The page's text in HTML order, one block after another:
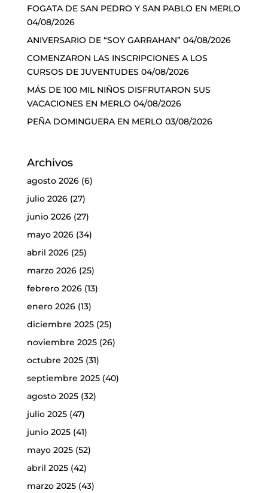
FOGATA DE SAN PEDRO Y SAN PABLO EN MERLO
04/08/2026
ANIVERSARIO DE “SOY GARRAHAN” 04/08/2026
COMENZARON LAS INSCRIPCIONES A LOS
CURSOS DE JUVENTUDES 04/08/2026
MÁS DE 100 MIL NIÑOS DISFRUTARON SUS
VACACIONES EN MERLO 04/08/2026
PEÑA DOMINGUERA EN MERLO 03/08/2026
Archivos
agosto 2026(6)
julio 2026(27)
junio 2026(27)
mayo 2026(34)
abril 2026(25)
marzo 2026(25)
febrero 2026(13)
enero 2026(13)
diciembre 2025(25)
noviembre 2025(26)
octubre 2025(31)
septiembre 2025(40)
agosto 2025(32)
julio 2025(47)
junio 2025(41)
mayo 2025(52)
abril 2025(42)
marzo 2025(43)